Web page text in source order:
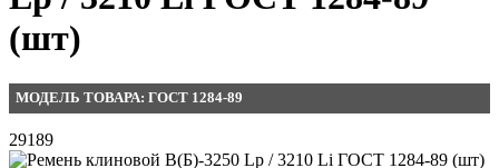
(шт)
МОДЕЛЬ ТОВАРА: ГОСТ 1284-89
29189